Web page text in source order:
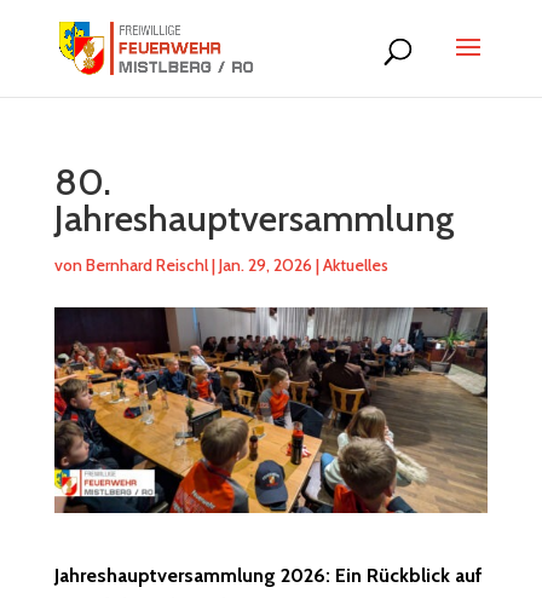
80.
Jahreshauptversammlung
vonBernhard Reischl|Jan. 29, 2026 |Aktuelles
Jahreshauptversammlung 2026: Ein Rückblick auf